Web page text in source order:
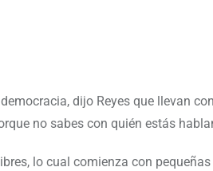
dijo Reyes que llevan
no sabes con quién estás
lo cual comienza con